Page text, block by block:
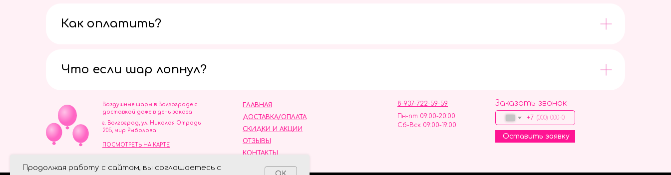
Продолжая работу с сайтом, вы соглашаетесь с
OK
Как оплатить?
Что если шар лопнул?
ОТЗЫВЫ
ГЛАВНАЯ
ДОСТАВКА/ОПЛАТА
СКИДКИ И АКЦИИ
КОНТАКТЫ
8-937-722-59-59
Пн-пт 09:00-20:00
Сб-Вск 09:00-19:00
Воздушные шары в Волгограде с
доставкой даже в день заказа
Заказать звонок
+7
Оставить заявку
г. Волгоград, ул. Николая Отрады
20Б, мир Рыболова
ПОСМОТРЕТЬ НА КАРТЕ
ИНН 344110093739
Политика обработки персональных данных